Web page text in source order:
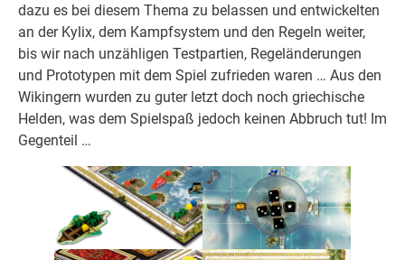
dazu es bei diesem Thema zu belassen und entwickelten
an der Kylix, dem Kampfsystem und den Regeln weiter,
bis wir nach unzähligen Testpartien, Regeländerungen
und Prototypen mit dem Spiel zufrieden waren … Aus den
Wikingern wurden zu guter letzt doch noch griechische
Helden, was dem Spielspaß jedoch keinen Abbruch tut! Im
Gegenteil …